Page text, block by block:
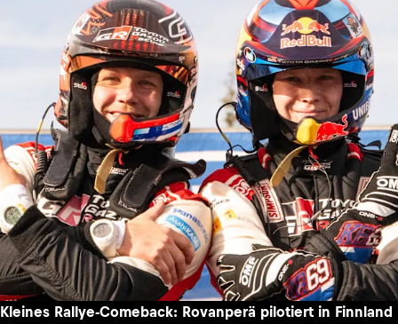
Kleines Rallye-Comeback: Rovanperä pilotiert in Finnland